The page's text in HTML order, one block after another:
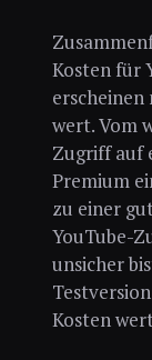
Kosten für
erscheinen
wert. Vom
Zugriff auf
Premium
zu einer
YouTube-
unsicher
Kosten